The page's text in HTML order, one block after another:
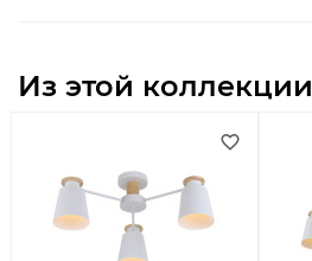
Из этой коллекции